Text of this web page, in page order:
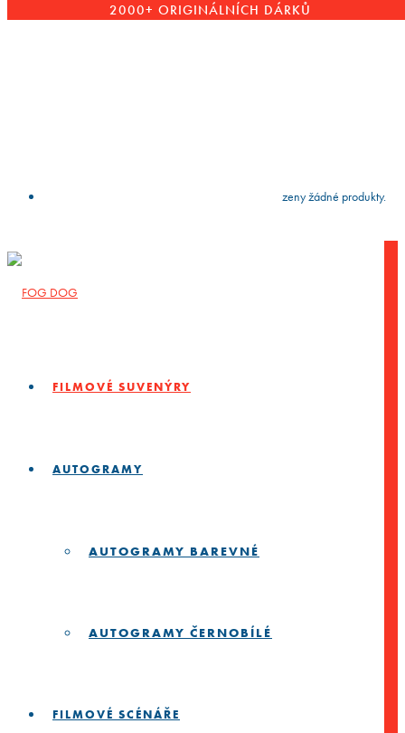
2000+ ORIGINÁLNÍCH DÁRKŮ
FILMOVÉ SUVENÝRY
AUTOGRAMY
AUTOGRAMY BAREVNÉ
AUTOGRAMY ČERNOBÍLÉ
FILMOVÉ SCÉNÁŘE
press Nebyly nalezeny žádné produkty.